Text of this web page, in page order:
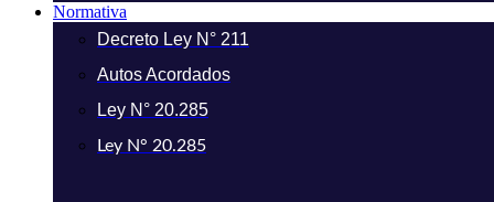
Normativa
Decreto Ley N° 211
Autos Acordados
Ley N° 20.285
Ley N° 20.285